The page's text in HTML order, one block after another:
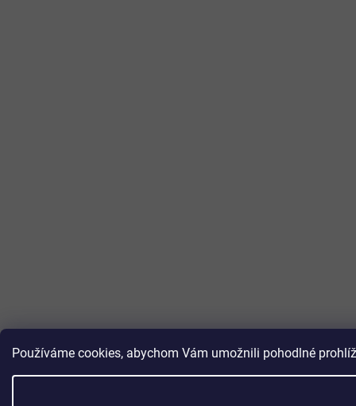
Používáme cookies, abychom Vám umožnili pohodlné